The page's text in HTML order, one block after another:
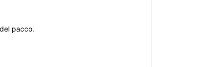
pacco.